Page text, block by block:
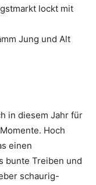
lockt mit
Jung und Alt
in diesem Jahr für
Hoch
einen
bunte Treiben und
schaurig-